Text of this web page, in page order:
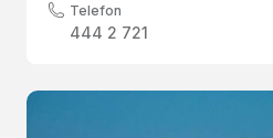
Telefon
444 2 721